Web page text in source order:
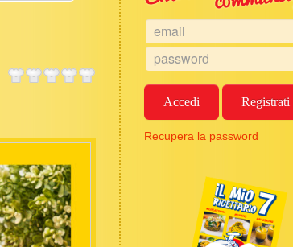
Accedi Registrati
Recupera la password